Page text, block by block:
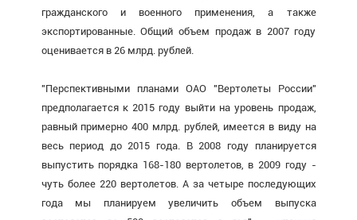
гражданского и военного применения, а также
экспортированные. Общий объем продаж в 2007 году
оценивается в 26 млрд. рублей.
"Перспективными планами ОАО "Вертолеты России"
предполагается к 2015 году выйти на уровень продаж,
равный примерно 400 млрд. рублей, имеется в виду на
весь период до 2015 года. В 2008 году планируется
выпустить порядка 168-180 вертолетов, в 2009 году -
чуть более 220 вертолетов. А за четыре последующих
года мы планируем увеличить объем выпуска